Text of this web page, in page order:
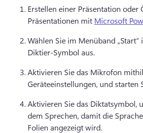
Erstellen einer Präsentation
Präsentationen mit Microsoft
Wählen Sie im Menüband „Start“
Diktier-Symbol aus.
Aktivieren Sie das Mikrofon
Geräteeinstellungen, und starten
Aktivieren Sie das Diktatsymbol,
dem Sprechen, damit die
Folien angezeigt wird.